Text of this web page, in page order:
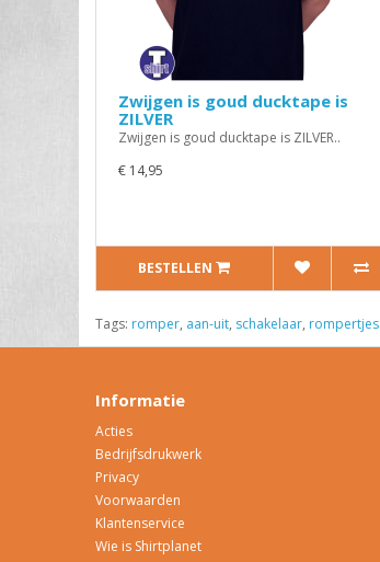
Zwijgen is goud ducktape is
ZILVER
Zwijgen is goud ducktape is ZILVER..
€ 14,95
BESTELLEN
Tags: romper, aan-uit, schakelaar, rompertjes
Informatie
Acties
Bedrijfsdrukwerk
Privacy
Voorwaarden
Klantenservice
Wie is Shirtplanet